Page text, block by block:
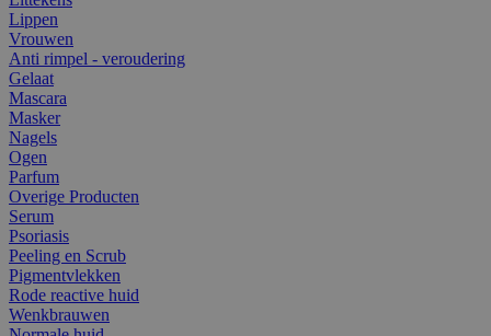
Lippen
Vrouwen
Anti rimpel - veroudering
Gelaat
Mascara
Masker
Nagels
Ogen
Parfum
Overige Producten
Serum
Psoriasis
Peeling en Scrub
Pigmentvlekken
Rode reactive huid
Wenkbrauwen